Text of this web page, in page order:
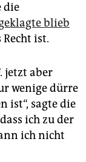
die
blieb
ist.
jetzt aber
wenige dürre
ist“, sagte die
ich zu der
ich nicht